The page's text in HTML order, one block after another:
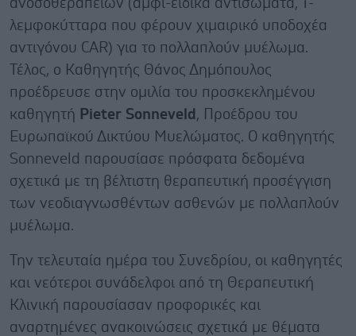
ανοσοθεραπειών (αμφι-ειδικά αντισώματα, Τ-
λεμφοκύτταρα που φέρουν χιμαιρικό υποδοχέα
αντιγόνου CAR) για το πολλαπλούν μυέλωμα.
Τέλος, ο Καθηγητής Θάνος Δημόπουλος
προέδρευσε στην ομιλία του προσκεκλημένου
καθηγητή Pieter Sonneveld , Προέδρου του
Ευρωπαϊκού Δικτύου Μυελώματος. Ο καθηγητής
Sonneveld παρουσίασε πρόσφατα δεδομένα
σχετικά με τη βέλτιστη θεραπευτική προσέγγιση
των νεοδιαγνωσθέντων ασθενών με πολλαπλούν
μυέλωμα.
Την τελευταία ημέρα του Συνεδρίου, οι καθηγητές
και νεότεροι συνάδελφοι από τη Θεραπευτική
Κλινική παρουσίασαν προφορικές και
αναρτημένες ανακοινώσεις σχετικά με θέματα